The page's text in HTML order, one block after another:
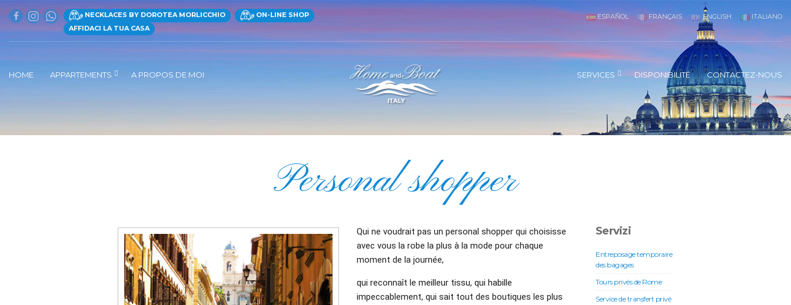
NECKLACES BY DOROTEA MORLICCHIO
ON-LINE SHOP
AFFIDACI LA TUA CASA
ITALIANO
ENGLISH
FRANÇAIS
ESPAÑOL
HOME APPARTEMENTS A PROPOS DE MOI SERVICES DISPONIBILITÉ CONTACTEZ-NOUS
Personal shopper
Qui ne voudrait pas un personal shopper qui choisisse
avec vous la robe la plus à la mode pour chaque
moment de la journée,
qui reconnaît le meilleur tissu, qui habille
impeccablement, qui sait tout des boutiques les plus
Servizi
Entreposage temporaire
des bagages
Tours privés de Rome
Service de transfert privé